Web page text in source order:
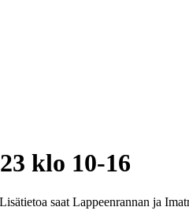
klo 10-16
Lisätietoa saat Lappeenrannan ja